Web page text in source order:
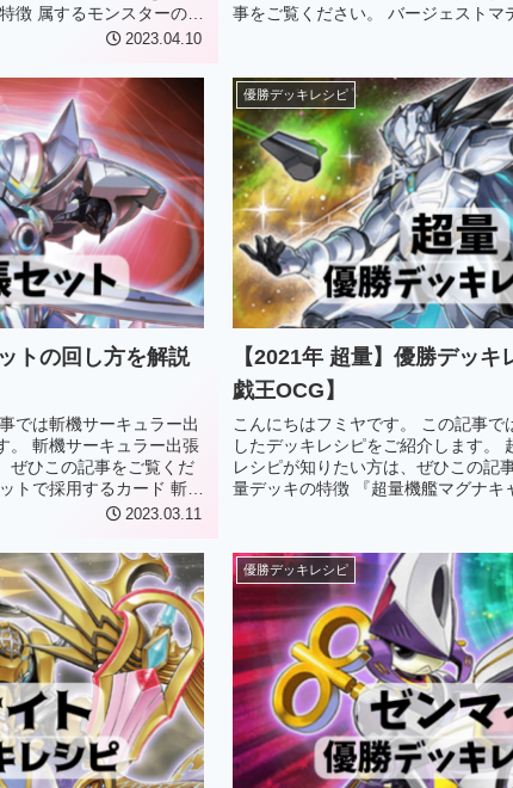
徴 属するモンスターのほ
2023.04.10
事をご覧ください。 バージェストマ
トの回し方を解説
では斬機サーキュラー出
。 斬機サーキュラー出張
ぜひこの記事をご覧くだ
トで採用するカード 斬機
2023.03.11
優勝デッキレシピ
【2021年 超量】優勝デッ
戯王OCG】
こんにちはフミヤです。 この記事で
したデッキレシピをご紹介します。
レシピが知りたい方は、ぜひこの記
量デッキの特徴 『超量機艦マグナキ
優勝デッキレシピ